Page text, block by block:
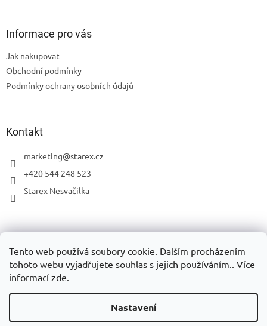
Tento web používá soubory cookie. Dalším procházením
tohoto webu vyjadřujete souhlas s jejich používáním.. Více
informací zde.
Nastavení
v
Informace pro vás
Jak nakupovat
Obchodní podmínky
Podmínky ochrany osobních údajů
Kontakt
marketing@starex.cz
+420 544 248 523
Starex Nesvačilka
Facebook